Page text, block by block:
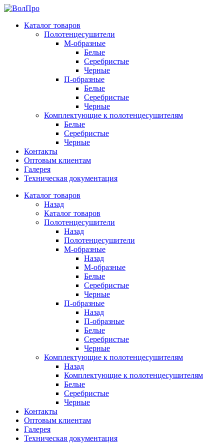
Каталог товаров
Полотенцесушители
М-образные
Белые
Серебристые
Черные
П-образные
Белые
Серебристые
Черные
Комплектующие к полотенцесушителям
Белые
Серебристые
Черные
Контакты
Оптовым клиентам
Галерея
Техническая документация
Каталог товаров
Назад
Каталог товаров
Полотенцесушители
Назад
Полотенцесушители
М-образные
Назад
М-образные
Белые
Серебристые
Черные
П-образные
Назад
П-образные
Белые
Серебристые
Черные
Комплектующие к полотенцесушителям
Назад
Комплектующие к полотенцесушителям
Белые
Серебристые
Черные
Контакты
Оптовым клиентам
Галерея
Техническая документация